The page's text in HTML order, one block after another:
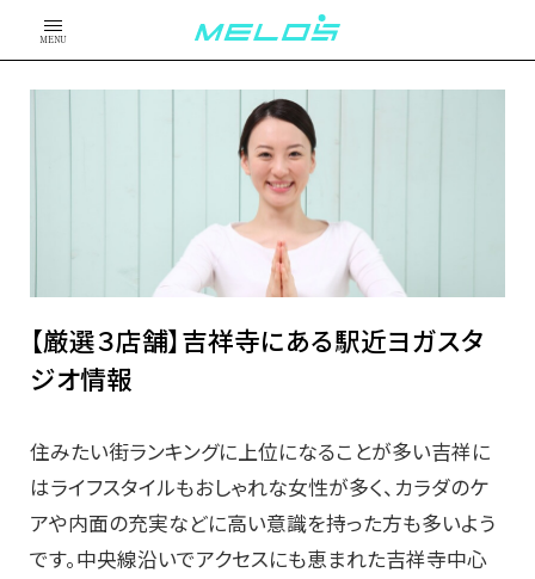
MENU
【厳選３店舗】吉祥寺にある駅近ヨガスタ
ジオ情報
住みたい街ランキングに上位になることが多い吉祥に
はライフスタイルもおしゃれな女性が多く、カラダのケ
アや内面の充実などに高い意識を持った方も多いよう
です。中央線沿いでアクセスにも恵まれた吉祥寺中心